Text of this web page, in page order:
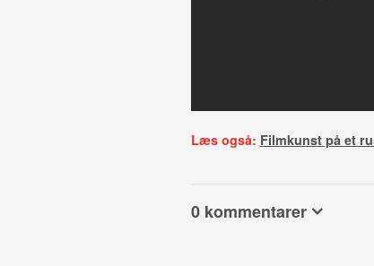
Læs også: Filmkunst på et
0 kommentarer